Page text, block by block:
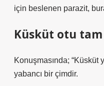
için beslenen parazit,
Küsküt otu
Konuşmasında; “Küsküt
yabancı bir çimdir.